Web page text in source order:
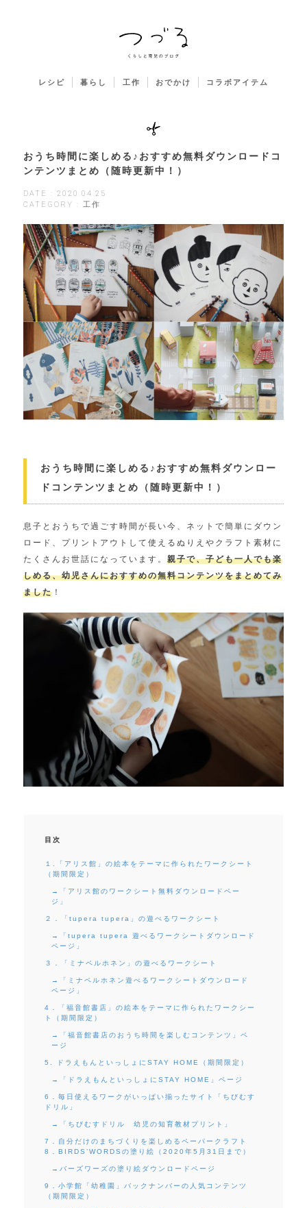
レシピ 暮らし 工作 おでかけ コラボアイテム
おうち時間に楽しめる♪おすすめ無料ダウンロードコ
ンテンツまとめ（随時更新中！）
DATE : 2020.04.25
CATEGORY : 工作
おうち時間に楽しめる♪おすすめ無料ダウンロー
ドコンテンツまとめ（随時更新中！）
息子とおうちで過ごす時間が長い今、ネットで簡単にダウン
ロード、プリントアウトして使えるぬりえやクラフト素材に
たくさんお世話になっています。 親子で、子ども一人でも楽
しめる、幼児さんにおすすめの無料コンテンツをまとめてみ
ました！
目次
１.「アリス館」の絵本をテーマに作られたワークシート
（期間限定）
→「アリス館のワークシート無料ダウンロードペー
ジ」
２．「tupera tupera」の遊べるワークシート
→「tupera tupera 遊べるワークシートダウンロード
ページ」
３．「ミナペルホネン」の遊べるワークシート
→「ミナペルホネン遊べるワークシートダウンロード
ページ」
4．「福音館書店」の絵本をテーマに作られたワークシー
ト（期間限定）
→「福音館書店のおうち時間を楽しむコンテンツ」ペ
ージ
5. ドラえもんといっしょにSTAY HOME（期間限定）
→「ドラえもんといっしょにSTAY HOME」ページ
6．毎日使えるワークがいっぱい揃ったサイト「ちびむす
ドリル」
→「ちびむすドリル 幼児の知育教材プリント」
7．自分だけのまちづくりを楽しめるペーパークラフト
8．BIRDS’WORDSの塗り絵（2020年5月31日まで）
→バーズワーズの塗り絵ダウンロードページ
9．小学館「幼稚園」バックナンバーの人気コンテンツ
（期間限定）